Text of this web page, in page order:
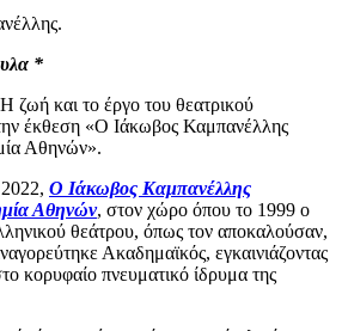
*
ζωή και το έργο του θεατρικού
έκθεση «Ο Ιάκωβος Καμπανέλλης
Αθηνών».
Ο Ιάκωβος Καμπανέλλης
Αθηνών, στον χώρο όπου το 1999 ο
θεάτρου, όπως τον αποκαλούσαν,
Ακαδημαϊκός, εγκαινιάζοντας
κορυφαίο πνευματικό ίδρυμα της